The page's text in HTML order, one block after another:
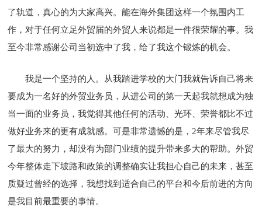
了轨道，真心的为大家高兴。能在海外集团这样一个氛围内工
作，对于任何立足外贸届的外贸人来说都是一件很荣耀的事。我
至今非常感谢公司当初选中了我，给了我这个锻炼的机会。
我是一个坚持的人。从我踏进学校的大门我就告诉自己将来
要成为一名好的外贸业务员，从进公司的第一天起我就想成为独
当一面的业务员，我觉得其他任何的活动、光环、荣誉都比不过
做好业务来的更有成就感。可是非常遗憾的是，2年来尽管我尽
了最大的努力，却没有为部门业绩的提升带来多大的帮助。外贸
今年整体走下坡路和政策的调整确实让我担心自己的未来，甚至
质疑过曾经的选择，我想找到适合自己的平台和今后前进的方向
是我目前最重要的事情。